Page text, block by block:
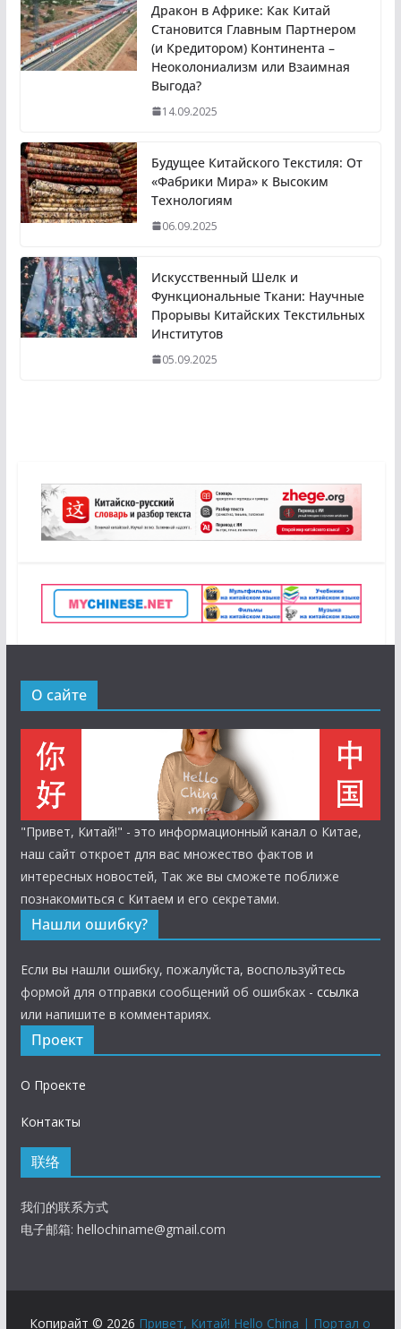
Дракон в Африке: Как Китай
Становится Главным Партнером
(и Кредитором) Континента –
Неоколониализм или Взаимная
Выгода?
14.09.2025
Будущее Китайского Текстиля: От
«Фабрики Мира» к Высоким
Технологиям
06.09.2025
Искусственный Шелк и
Функциональные Ткани: Научные
Прорывы Китайских Текстильных
Институтов
05.09.2025
О сайте
"Привет, Китай!" - это информационный канал о Китае,
наш сайт откроет для вас множество фактов и
интересных новостей, Так же вы сможете поближе
познакомиться с Китаем и его секретами.
Нашли ошибку?
Если вы нашли ошибку, пожалуйста, воспользуйтесь
формой для отправки сообщений об ошибках - ссылка
или напишите в комментариях.
Проект
О Проекте
Контакты
联络
我们的联系方式
电子邮箱: hellochiname@gmail.com
Копирайт © 2026 Привет, Китай! Hello China | Портал о